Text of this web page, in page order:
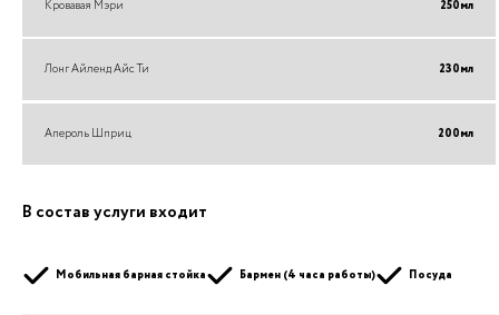
Кровавая Мэри 250мл
Лонг Айленд Айс Ти 230мл
Апероль Шприц 200мл
В состав услуги входит
Мобильная барная стойка Бармен (4 часа работы) Посуда